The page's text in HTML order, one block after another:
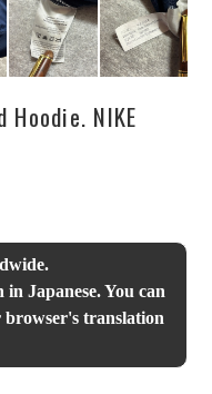
NIKE
Japanese. You can
browser's translation